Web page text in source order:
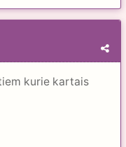
kurie kartais